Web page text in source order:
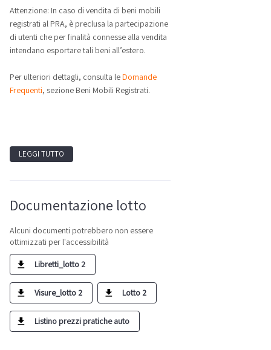
Attenzione: In caso di vendita di beni mobili
registrati al PRA, è preclusa la partecipazione
di utenti che per finalità connesse alla vendita
intendano esportare tali beni all’estero.
Per ulteriori dettagli, consulta leDomande
Frequenti, sezione Beni Mobili Registrati.
LEGGI TUTTO
Documentazione lotto
Alcuni documenti potrebbero non essere
ottimizzati per l'accessibilità
Libretti_lotto 2
Visure_lotto 2 Lotto 2
Listino prezzi pratiche auto